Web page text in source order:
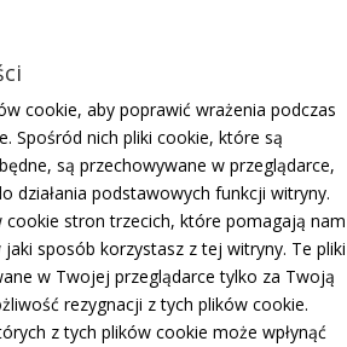
cookie, aby poprawić wrażenia podczas
Spośród nich pliki cookie, które są
są przechowywane w przeglądarce,
działania podstawowych funkcji witryny.
cookie stron trzecich, które pomagają nam
sposób korzystasz z tej witryny. Te pliki
w Twojej przeglądarce tylko za Twoją
rezygnacji z tych plików cookie.
z tych plików cookie może wpłynąć